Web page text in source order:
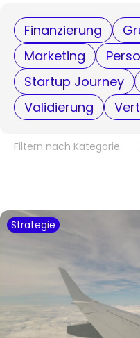
Finanzierung
Marketing
Startup Journey
Validierung
Filtern nach Kategorie
Strategie